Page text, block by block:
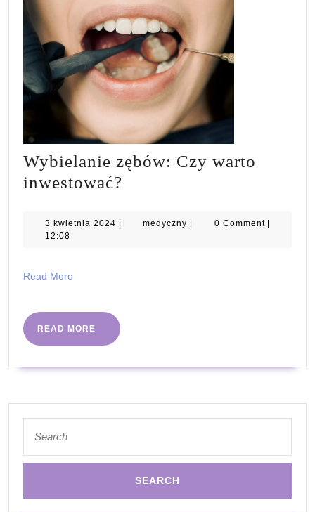
Wybielanie zębów: Czy warto
inwestować?
Czy
3 kwietnia 2024 3
medyczny medyczny0 Comment
12:08
Read More
READ MORE
READ
MORE
for: